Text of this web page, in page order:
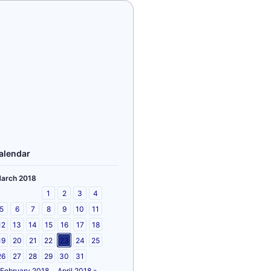
2018
1
2 3
4
5
6 7 8 9 10
11
13 14 15 16 17
18
20 21 22 23 24
25
27 28 29 30
31